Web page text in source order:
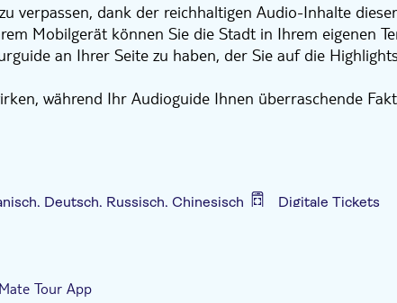
verpassen, dank der reichhaltigen Audio-Inhalte dieser
Mobilgerät können Sie die Stadt in Ihrem eigenen
an Ihrer Seite zu haben, der Sie auf die
während Ihr Audioguide Ihnen überraschende
und majestätischen Monumente erzählt. Die
professionell erstellt und von TV- und Radioprofis
Deutsch, Russisch, Chinesisch Digitale Tickets
Tour App